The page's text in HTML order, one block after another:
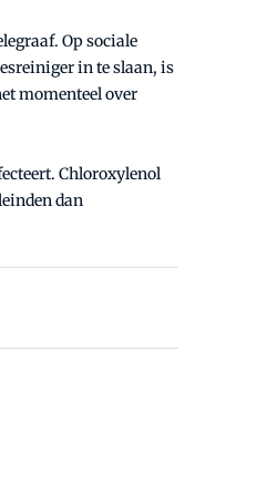
Op sociale
in te slaan, is
momenteel over
Chloroxylenol
dan